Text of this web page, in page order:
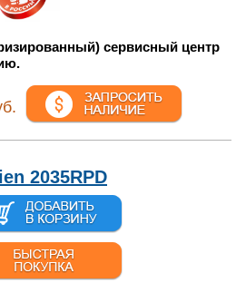
сервисный центр
2035RPD